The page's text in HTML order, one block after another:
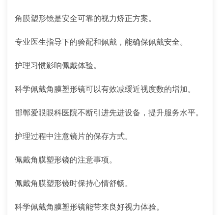
角膜塑形镜是安全可靠的视力矫正方案。
专业医生指导下的验配和佩戴，能确保佩戴安全。
护理习惯影响佩戴体验。
科学佩戴角膜塑形镜可以有效减缓近视度数的增加。
邯郸爱眼眼科医院不断引进先进设备，提升服务水平。
护理过程中注意镜片的保存方式。
佩戴角膜塑形镜的注意事项。
佩戴角膜塑形镜时保持心情舒畅。
科学佩戴角膜塑形镜能带来良好视力体验。